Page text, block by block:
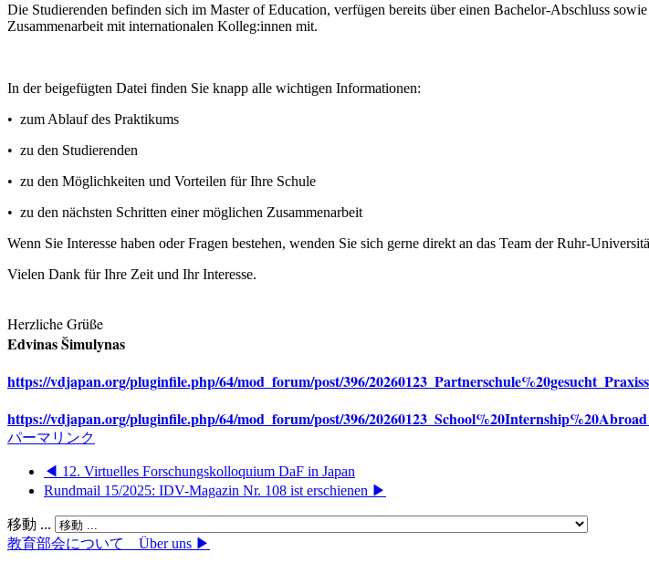
Die Studierenden befinden sich im Master of Education, verfügen bereits über einen Bachelor-Abschluss
Zusammenarbeit mit internationalen Kolleg:innen mit.
In der beigefügten Datei finden Sie knapp alle wichtigen Informationen:
• zum Ablauf des Praktikums
• zu den Studierenden
• zu den Möglichkeiten und Vorteilen für Ihre Schule
• zu den nächsten Schritten einer möglichen Zusammenarbeit
Wenn Sie Interesse haben oder Fragen bestehen, wenden Sie sich gerne direkt an das Team der Ruhr-
Vielen Dank für Ihre Zeit und Ihr Interesse.
Herzliche Grüße
Edvinas Šimulynas
https://vdjapan.org/pluginfile.php/64/mod_forum/post/396/
https://vdjapan.org/pluginfile.php/64/mod_forum/post/396/
パーマリンク
◀︎ 12. Virtuelles Forschungskolloquium DaF in Japan
Rundmail 15/2025: IDV-Magazin Nr. 108 ist erschienen ▶︎
移動 ...
教育部会について Über uns ▶︎